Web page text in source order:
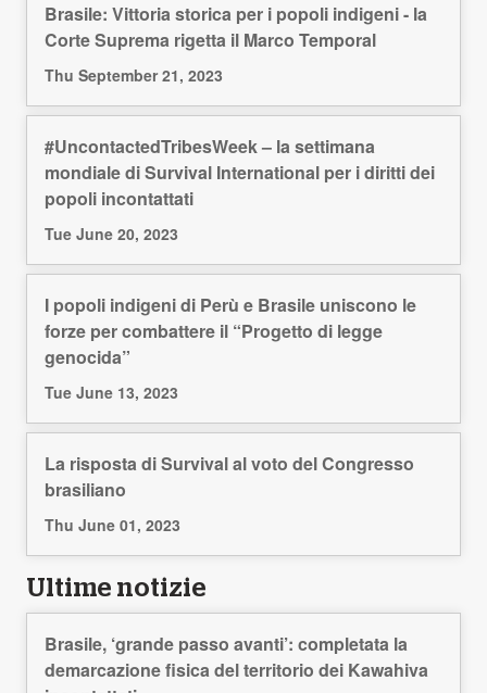
Brasile: Vittoria storica per i popoli indigeni - la
Corte Suprema rigetta il Marco Temporal
Thu September 21, 2023
#UncontactedTribesWeek – la settimana
mondiale di Survival International per i diritti dei
popoli incontattati
Tue June 20, 2023
I popoli indigeni di Perù e Brasile uniscono le
forze per combattere il “Progetto di legge
genocida”
Tue June 13, 2023
La risposta di Survival al voto del Congresso
brasiliano
Thu June 01, 2023
Ultime notizie
Brasile, ‘grande passo avanti’: completata la
demarcazione fisica del territorio dei Kawahiva